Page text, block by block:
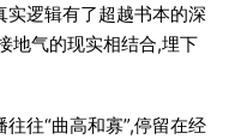
逻辑有了超越书本的深
地气的现实相结合,埋下
往“曲高和寡”,停留在经